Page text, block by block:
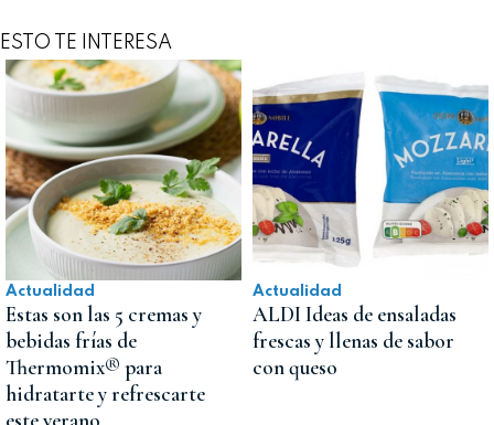
ESTO TE INTERESA
Actualidad
Estas son las 5 cremas y
bebidas frías de
Thermomix® para
hidratarte y refrescarte
Actualidad
ALDI Ideas de ensaladas
frescas y llenas de sabor
con queso